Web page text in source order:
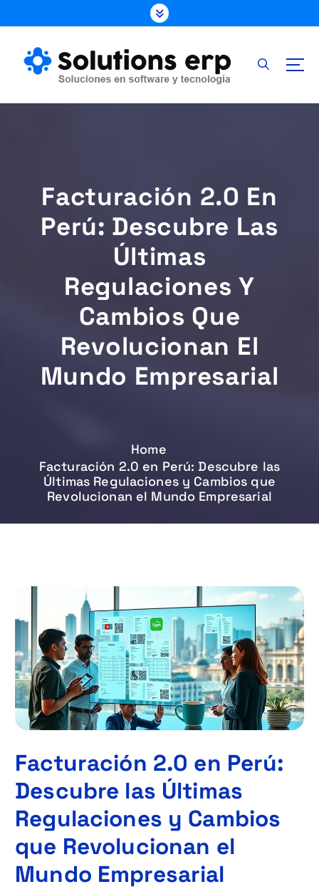
k
c
Facturación 2.0 En
Perú: Descubre Las
Últimas
Regulaciones Y
Cambios Que
Revolucionan El
Mundo Empresarial
Home
Facturación 2.0 en Perú: Descubre las
Últimas Regulaciones y Cambios que
Revolucionan el Mundo Empresarial
Facturación 2.0 en Perú:
Descubre las Últimas
Regulaciones y Cambios
que Revolucionan el
Mundo Empresarial